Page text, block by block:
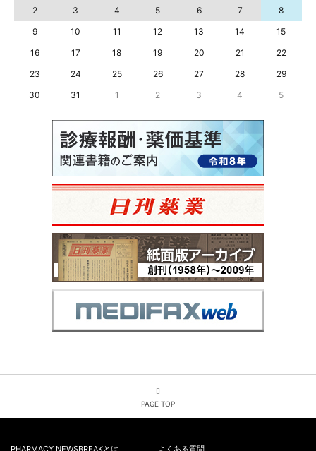
2
3 4 5 6 7
8
9
10 11 12 13 14
15
16
17 18 19 20 21
22
23
24 25 26 27 28
29
30
31 1 2 3 4 5
PAGE TOP